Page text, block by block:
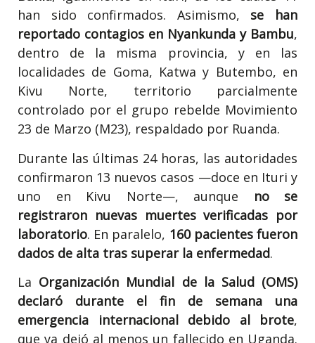
han sido confirmados. Asimismo, se han
reportado contagios en Nyankunda y Bambu,
dentro de la misma provincia, y en las
localidades de Goma, Katwa y Butembo, en
Kivu Norte, territorio parcialmente
controlado por el grupo rebelde Movimiento
23 de Marzo (M23), respaldado por Ruanda.
Durante las últimas 24 horas, las autoridades
confirmaron 13 nuevos casos —doce en Ituri y
uno en Kivu Norte—, aunque
no se
registraron nuevas muertes verificadas por
laboratorio. En paralelo, 160 pacientes fueron
dados de alta tras superar la enfermedad.
La Organización Mundial de la Salud (OMS)
declaró durante el fin de semana una
emergencia internacional debido al brote,
que ya dejó al menos un fallecido en Uganda.